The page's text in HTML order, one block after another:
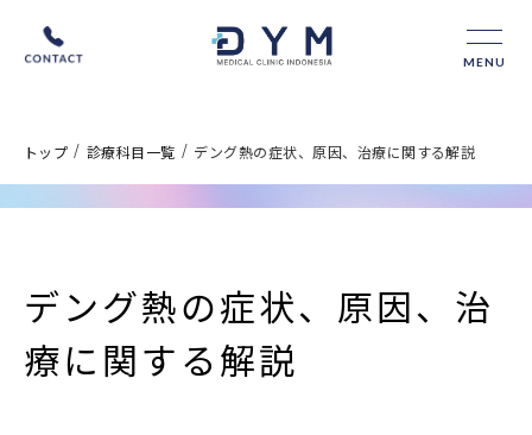
MENU
トップ / 診療科目一覧 / デング熱の症状、原因、治療に関する解説
デング熱の症状、原因、治
療に関する解説